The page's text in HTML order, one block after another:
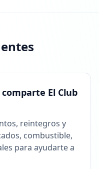
El Club
reintegros y
combustible,
para ayudarte a